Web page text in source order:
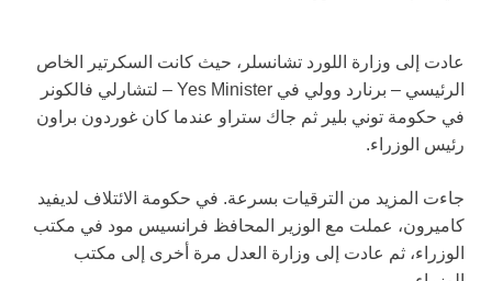
عادت إلى وزارة اللورد تشانسلر، حيث كانت السكرتير الخاص
الرئيسي – برنارد وولي في Yes Minister – لتشارلي فالكونر
في حكومة توني بلير ثم جاك ستراو عندما كان غوردون براون
رئيس الوزراء.
جاءت المزيد من الترقيات بسرعة. في حكومة الائتلاف لديفيد
كاميرون، عملت مع الوزير المحافظ فرانسيس مود في مكتب
الوزراء، ثم عادت إلى وزارة العدل مرة أخرى إلى مكتب